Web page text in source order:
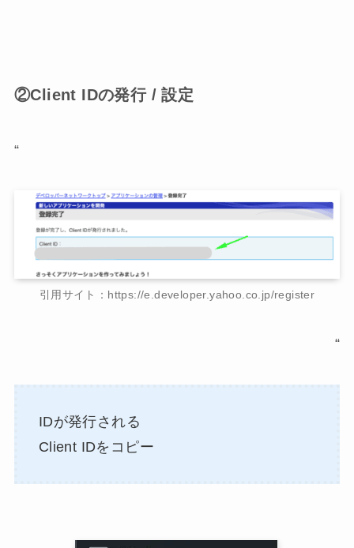
②Client IDの発行 / 設定
“
引用サイト：https://e.developer.yahoo.co.jp/register
“
IDが発行される
Client IDをコピー